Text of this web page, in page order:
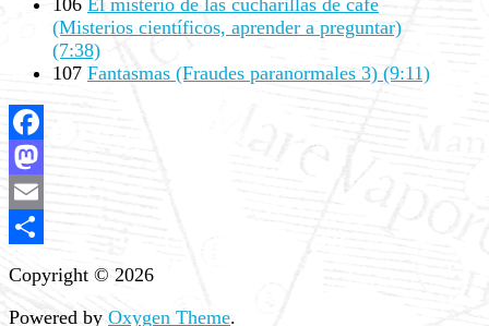
106 El misterio de las cucharillas de café
(Misterios científicos, aprender a preguntar)
(7:38)
107 Fantasmas (Fraudes paranormales 3) (9:11)
Facebook
Mastodon
Email
Copyright © 2026
Powered by Oxygen Theme.